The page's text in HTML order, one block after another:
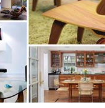
- p.iva 03338800984